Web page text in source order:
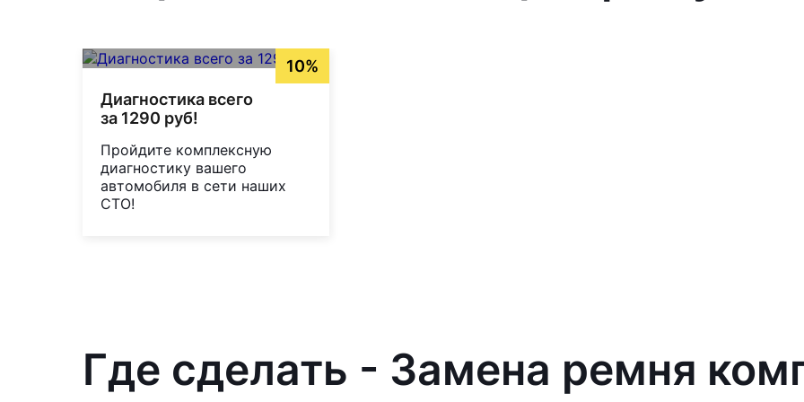
10%
Диагностика всего
за 1290 руб!
Пройдите комплексную
диагностику вашего
автомобиля в сети наших
СТО!
Где сделать - Замена ремня